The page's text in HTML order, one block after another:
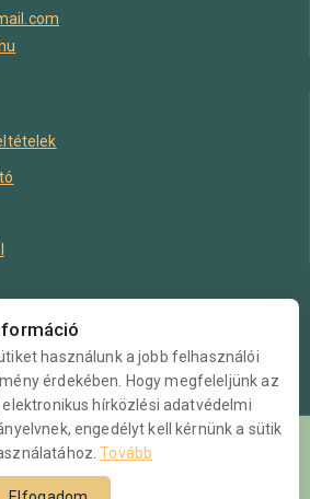
Minden jog fenntartva.
használunk a jobb felhasználói
érdekében. Hogy megfeleljünk az
elektronikus hírközlési adatvédelmi
engedélyt kell kérnünk a sütik
Tovább